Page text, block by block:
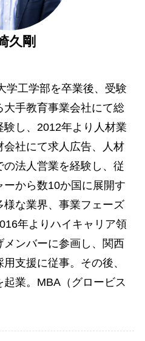
久剛
学工学部を卒業後、受験
手教育事業会社にて総
し、2012年より人材業
社にて求人広告、人材
法人営業を経験し、従
から数10か国に展開す
様な業界、事業フェーズ
年よりハイキャリア領
ンバーに参画し、関西
支援に従事。その後、
業。MBA（グロービス